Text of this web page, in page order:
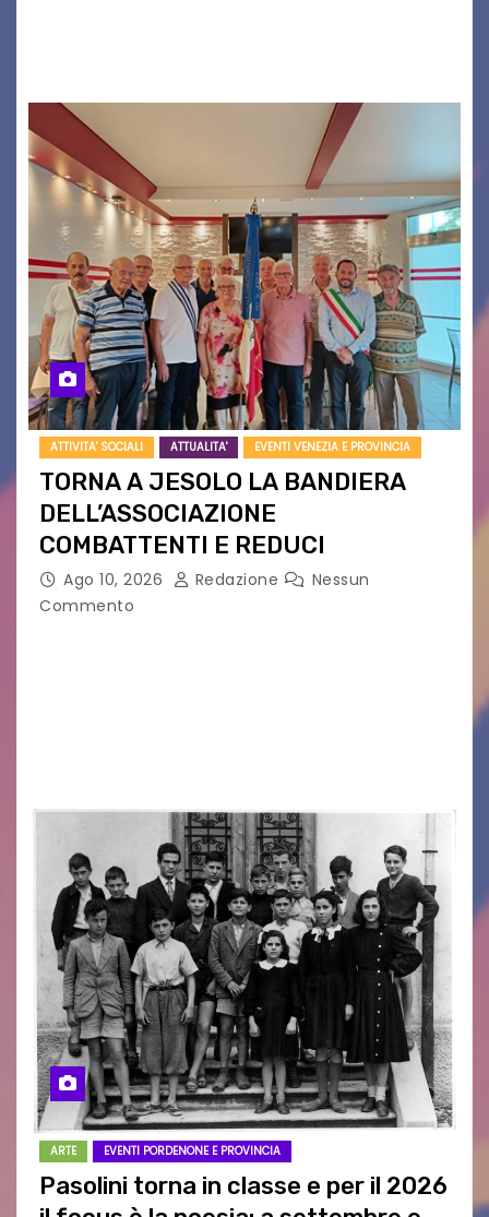
ATTIVITA' SOCIALI ATTUALITA' EVENTI VENEZIA E PROVINCIA
TORNA A JESOLO LA BANDIERA
DELL’ASSOCIAZIONE
COMBATTENTI E REDUCI
Ago 10, 2026 Redazione
Nessun
Commento
ARTE EVENTI PORDENONE E PROVINCIA
Pasolini torna in classe e per il 2026